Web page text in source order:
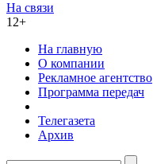
На связи
12+
На главную
О компании
Рекламное агентство
Программа передач
Телегазета
Архив